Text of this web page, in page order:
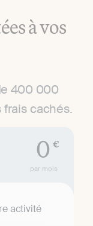
à vos
400 000
cachés.
0 €
par mois
activité